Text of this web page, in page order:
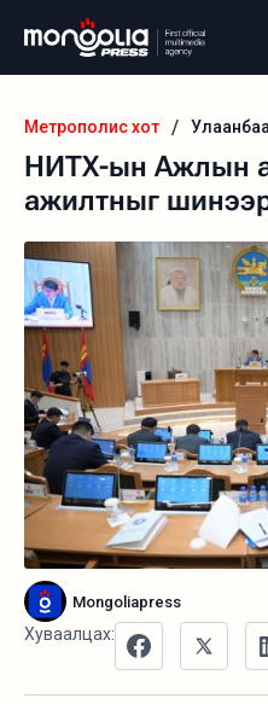
Метрополис хот /
НИТХ-ын Ажлын
ажилтныг
Mongoliapress
Хуваалцах: